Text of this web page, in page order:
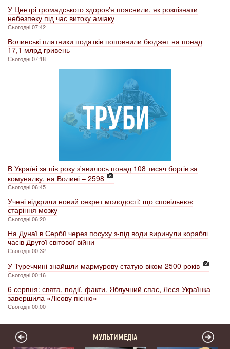
У Центрі громадського здоров'я пояснили, як розпізнати
небезпеку під час витоку аміаку
Сьогодні 07:42
Волинські платники податків поповнили бюджет на понад
17,1 млрд гривень
Сьогодні 07:18
В Україні за пів року з'явилось понад 108 тисяч боргів за
комуналку, на Волині – 2598
Сьогодні 06:45
Учені відкрили новий секрет молодості: що сповільнює
старіння мозку
Сьогодні 06:20
На Дунаї в Сербії через посуху з-під води виринули кораблі
часів Другої світової війни
Сьогодні 00:32
У Туреччині знайшли мармурову статую віком 2500 років
Сьогодні 00:16
6 серпня: свята, події, факти. Яблучний спас, Леся Українка
завершила «Лісову пісню»
Сьогодні 00:00
МУЛЬТИМЕДІА